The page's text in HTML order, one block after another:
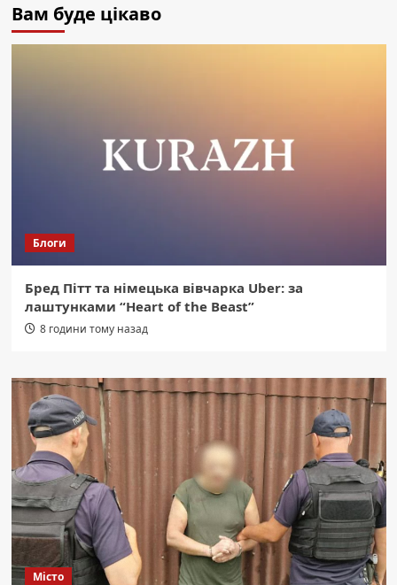
Вам буде цікаво
Блоги
Бред Пітт та німецька вівчарка Uber: за
лаштунками “Heart of the Beast”
8 години тому назад
Місто